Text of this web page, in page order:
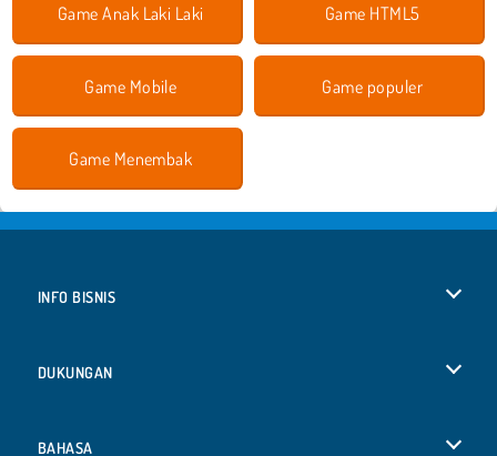
Game Anak Laki Laki Game HTML5
Game Mobile Game populer
Game Menembak
INFO BISNIS
DUKUNGAN
BAHASA